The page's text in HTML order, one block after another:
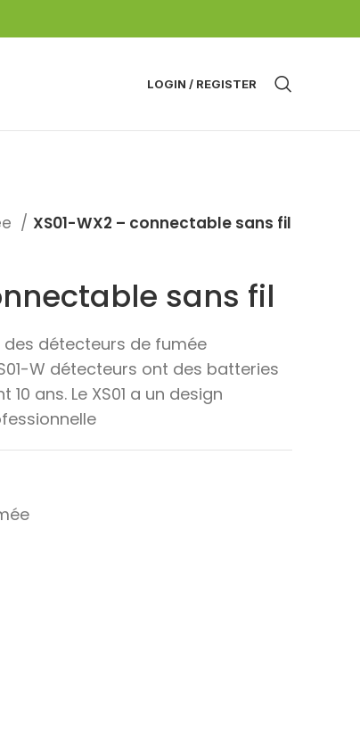
LOGIN / REGISTER
XS01-WX2 – connectable sans fil
sans fil
des détecteurs de fumée
W détecteurs ont des batteries
ans. Le XS01 a un design